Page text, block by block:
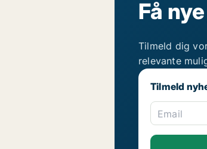
Få
Tilmeld dig
relevante
Tilmeld
Email